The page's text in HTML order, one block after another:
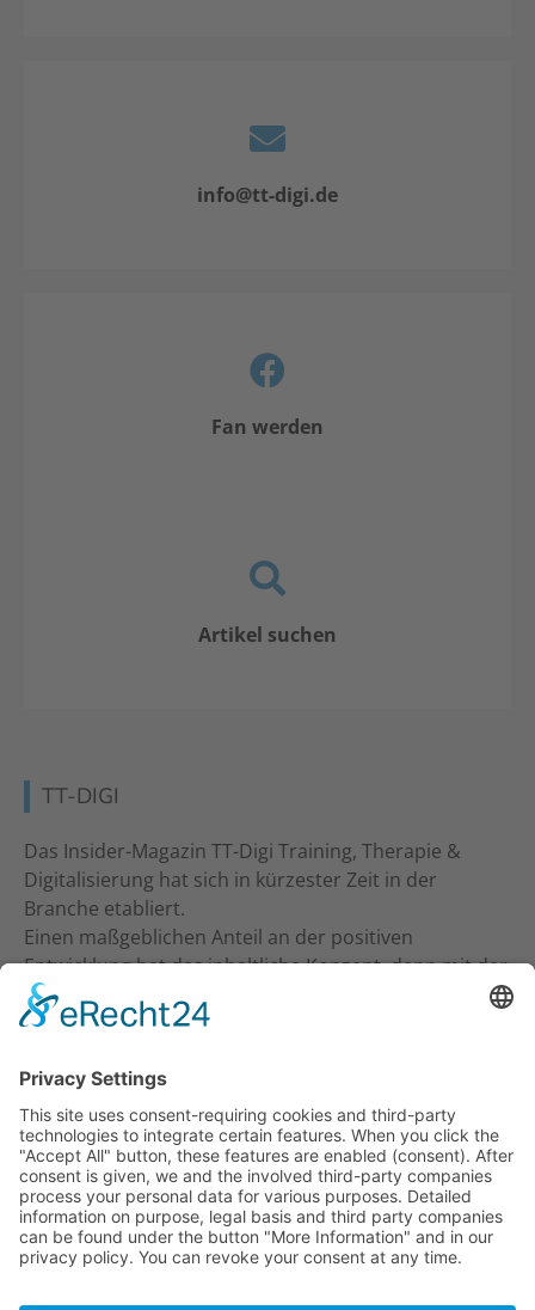
info@tt-digi.de
Fan werden
Artikel suchen
TT-DIGI
Das Insider-Magazin TT-Digi Training, Therapie &
Digitalisierung hat sich in kürzester Zeit in der
Branche etabliert.
Einen maßgeblichen Anteil an der positiven
Entwicklung hat das inhaltliche Konzept, denn mit der
inhaltlichen Ansprache an Studio-Inhaber, Trainer &
Therapeuten wurde ein neuer Standard gesetzt. Ein
KONTAKT
Verlag für Prävention & Gesundheit GmbH
Waldseestraße 27
77731 Willstätt
Telefon: 07852 / 93 55 196
E-Mail:info@tt-digi.de